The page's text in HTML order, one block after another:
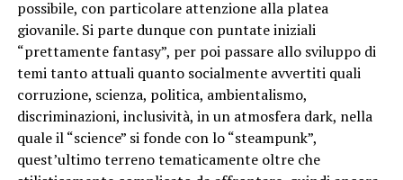
possibile, con particolare attenzione alla platea
giovanile. Si parte dunque con puntate iniziali
“prettamente fantasy”, per poi passare allo sviluppo di
temi tanto attuali quanto socialmente avvertiti quali
corruzione, scienza, politica, ambientalismo,
discriminazioni, inclusività, in un atmosfera dark, nella
quale il “science” si fonde con lo “steampunk”,
quest’ultimo terreno tematicamente oltre che